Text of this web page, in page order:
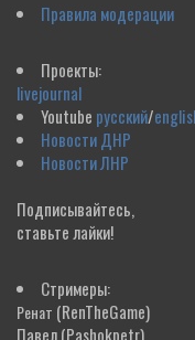
Правила модерации
Проекты:
livejournal
Youtube русский/
Новости ДНР
Новости ЛНР
Подписывайтесь,
ставьте лайки!
Стримеры:
Ренат (RenTheGame)
Павел(Pashokpetr)